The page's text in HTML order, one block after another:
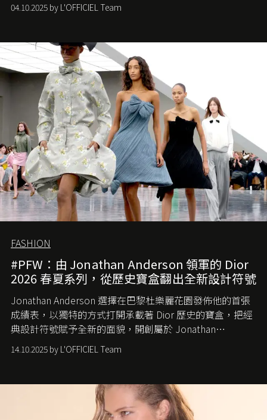
難已救回，開雲集團任命成功曾翻轉 Balenciaga 的愛將
團市值一日蒸發 30 億美元，大眾擔心走得太前的 Demna
會忽略品牌的美學基礎，最後變成三不像。而從剛剛推出
的首作所造成的話題及關注度，我們便知道 Demna 沒這麼
簡單，一個嶄新的 Gucci 時代已經展開！
04.10.2025 by L'OFFICIEL Team
FASHION
#PFW：由 Jonathan Anderson 領軍的 Dior
2026 春夏系列，從歷史寶盒翻出全新設計符號
Jonathan Anderson 選擇在巴黎杜樂麗花園發佈他的首張
成績表，以獨特的方式打開承載著 Dior 歷史的寶盒，把經
典設計符號賦予全新的面貌，開創屬於 Jonathan
Anderson 的 Dior 時代。
14.10.2025 by L'OFFICIEL Team